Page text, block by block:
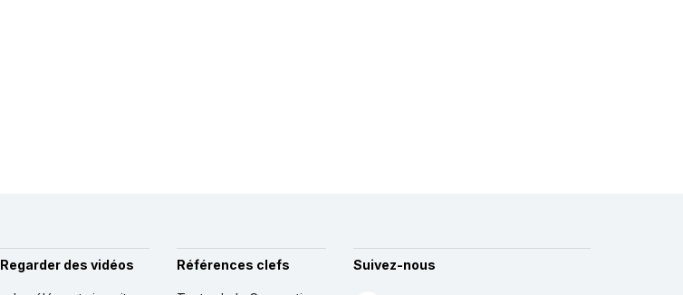
Regarder des vidéos Références clefs Suivez-nous